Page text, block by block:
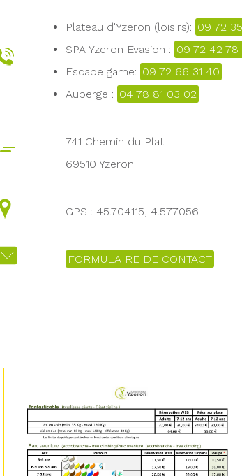
Plateau d'Yzeron (loisirs): 09 72
SPA Yzeron Evasion : 09 72 42 78
Escape game: 09 72 66 31 40
Auberge : 04 78 81 03 02
741 Chemin du Plat
69510 Yzeron
GPS : 45.704115, 4.577056
FORMULAIRE DE CONTACT